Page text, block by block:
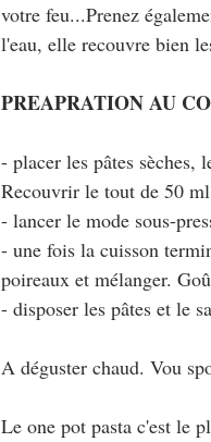
votre feu...Prenez
l'eau, elle recouvre bien
PREAPRATION AU
- placer les pâtes sèches,
Recouvrir le tout de 50
- lancer le mode sous-
- une fois la cuisson
poireaux et mélanger.
- disposer les pâtes et le
A déguster chaud. Vou
Le one pot pasta c'est le